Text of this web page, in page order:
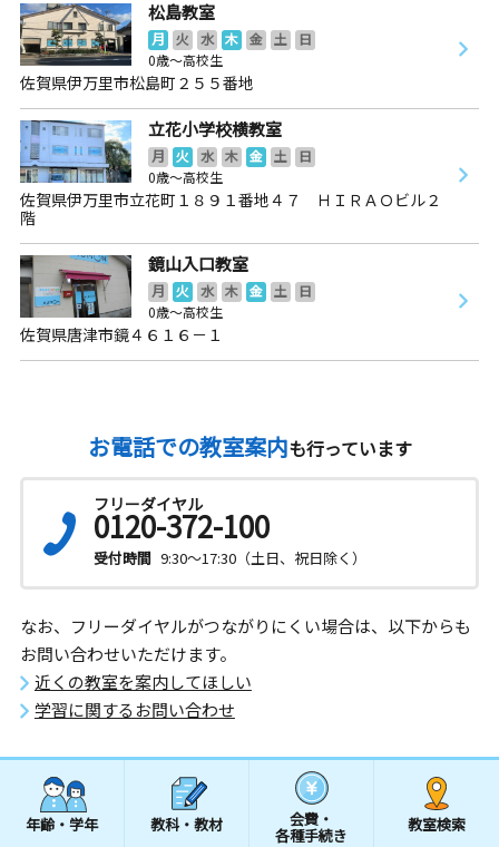
松島教室
月 火 水 木 金 土
日
0歳～高校生
佐賀県伊万里市松島町２５５番地
立花小学校横教室
月 火 水 木 金 土
日
0歳～高校生
佐賀県伊万里市立花町１８９１番地４７ ＨＩＲＡＯビル２
階
鏡山入口教室
月 火 水 木 金 土
日
0歳～高校生
佐賀県唐津市鏡４６１６－１
お電話での教室案内も行っています
フリーダイヤル
0120-372-100
受付時間 9:30～17:30（土日、祝日除く）
なお、フリーダイヤルがつながりにくい場合は、以下からも
お問い合わせいただけます。
近くの教室を案内してほしい
学習に関するお問い合わせ
年齢・学年 教科・教材 会費・
各種手続き
教室検索